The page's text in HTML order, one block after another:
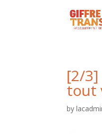
[2/
tout
by